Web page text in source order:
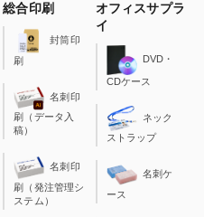
総合印刷
封筒印
刷
名刺印
刷（データ入
稿）
名刺印
刷（発注管理シ
ステム）
オフィスサプラ
イ
DVD・
CDケース
ネック
ストラップ
名刺ケ
ース